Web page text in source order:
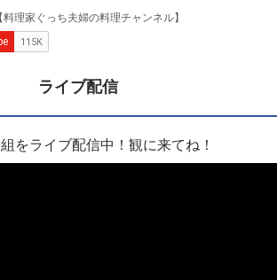
ライブ配信
をライブ配信中！観に来てね！